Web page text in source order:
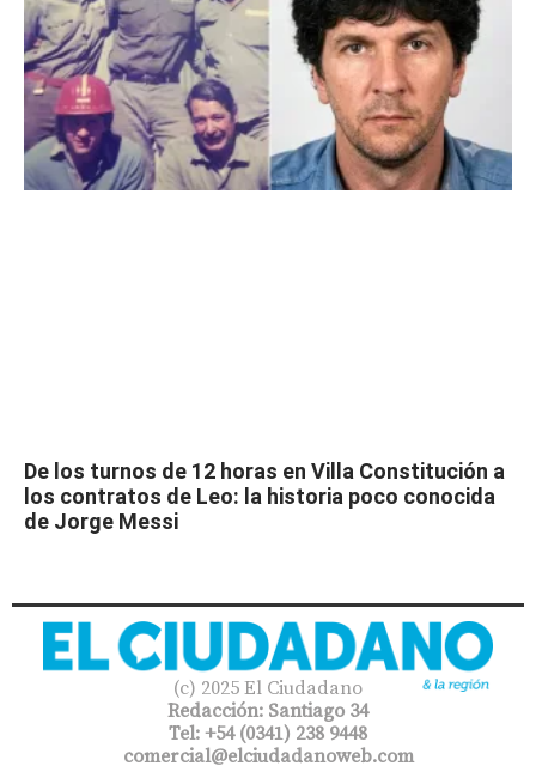
De los turnos de 12 horas en Villa Constitución a
los contratos de Leo: la historia poco conocida
de Jorge Messi
(c) 2025 El Ciudadano
Redacción: Santiago 34
Tel: +54 (0341) 238 9448
comercial@elciudadanoweb.com​